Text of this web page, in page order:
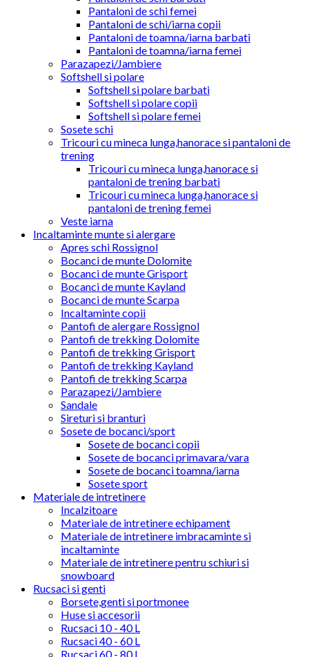
Pantaloni de schi femei
Pantaloni de schi/iarna copii
Pantaloni de toamna/iarna barbati
Pantaloni de toamna/iarna femei
Parazapezi/Jambiere
Softshell si polare
Softshell si polare barbati
Softshell si polare copii
Softshell si polare femei
Sosete schi
Tricouri cu mineca lunga,hanorace si pantaloni de
trening
Tricouri cu mineca lunga,hanorace si
pantaloni de trening barbati
Tricouri cu mineca lunga,hanorace si
pantaloni de trening femei
Veste iarna
Incaltaminte munte si alergare
Apres schi Rossignol
Bocanci de munte Dolomite
Bocanci de munte Grisport
Bocanci de munte Kayland
Bocanci de munte Scarpa
Incaltaminte copii
Pantofi de alergare Rossignol
Pantofi de trekking Dolomite
Pantofi de trekking Grisport
Pantofi de trekking Kayland
Pantofi de trekking Scarpa
Parazapezi/Jambiere
Sandale
Sireturi si branturi
Sosete de bocanci/sport
Sosete de bocanci copii
Sosete de bocanci primavara/vara
Sosete de bocanci toamna/iarna
Sosete sport
Materiale de intretinere
Incalzitoare
Materiale de intretinere echipament
Materiale de intretinere imbracaminte si
incaltaminte
Materiale de intretinere pentru schiuri si
snowboard
Rucsaci si genti
Borsete,genti si portmonee
Huse si accesorii
Rucsaci 10 - 40 L
Rucsaci 40 - 60 L
Rucsaci 60 - 80 L